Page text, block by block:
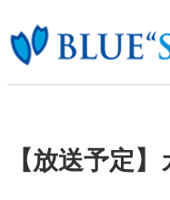
容
を
【放送予定